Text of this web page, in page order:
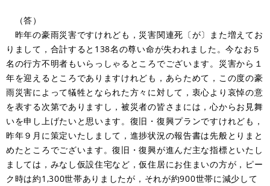
（答）
昨年の豪雨災害ですけれども，災害関連死〔が〕また増えてお
りまして，合計すると138名の尊い命が失われました。今なお５
名の行方不明者もいらっしゃるところでございます。災害から１
年を迎えるところでありますけれども，あらためて，この度の豪
雨災害によって犠牲となられた方々に対して，衷心より哀悼の意
を表する次第でありますし，被災者の皆さまには，心からお見舞
いを申し上げたいと思います。復旧・復興プランですけれども，
昨年９月に策定いたしまして，進捗状況の報告書は先般とりまと
めたところでございます。復旧・復興が進んだ主な指標といたし
ましては，みなし仮設住宅など，仮住居にお住まいの方が，ピー
ク時は約1,300世帯ありましたが，それが約900世帯に減少して